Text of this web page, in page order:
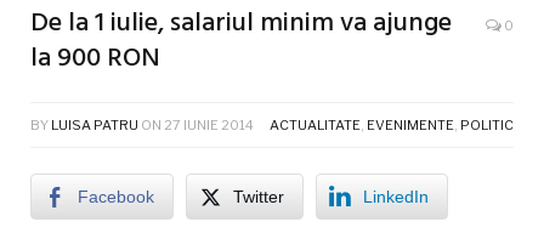
De la 1 iulie, salariul minim va ajunge
la 900 RON
0
BY LUISA PATRU ON 27 IUNIE 2014 ACTUALITATE, EVENIMENTE, POLITIC
Facebook Twitter LinkedIn